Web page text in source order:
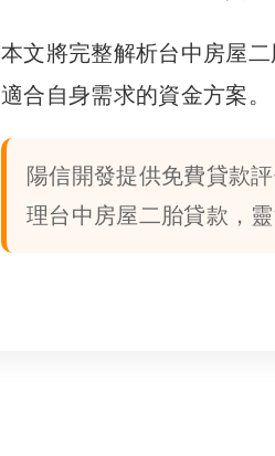
本文將完整解析台中房屋
適合自身需求的資金方案。
陽信開發提供免費貸款
理台中房屋二胎貸款，靈